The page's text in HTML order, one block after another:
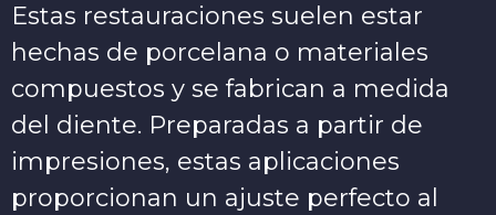
Estas restauraciones suelen estar
hechas de porcelana o materiales
compuestos y se fabrican a medida
del diente. Preparadas a partir de
impresiones, estas aplicaciones
proporcionan un ajuste perfecto al